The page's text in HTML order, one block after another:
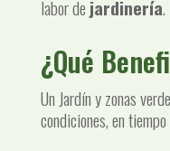
labor de jardinería.
¿Qué
Un Jardín y zonas
condiciones, en